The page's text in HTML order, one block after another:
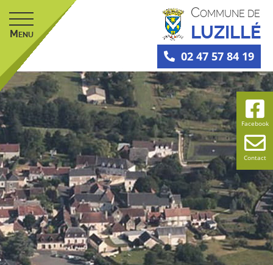
Facebook
Contact
M ENU
COMMUNE DE
LUZILLÉ
02 47 57 84 19